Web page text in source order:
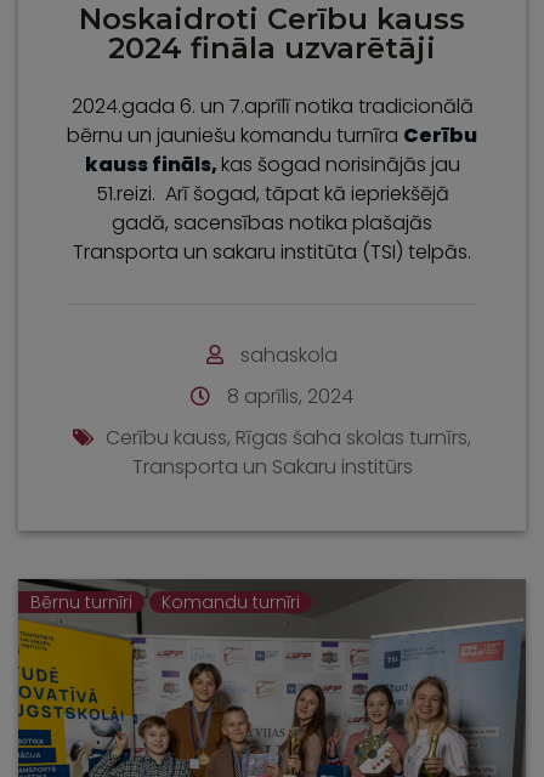
Noskaidroti Cerību kauss
2024 fināla uzvarētāji
2024.gada 6. un 7.aprīlī notika tradicionālā
bērnu un jauniešu komandu turnīra Cerību
kauss fināls, kas šogad norisinājās jau
51.reizi. Arī šogad, tāpat kā iepriekšējā
gadā, sacensības notika plašajās
Transporta un sakaru institūta (TSI) telpās.
sahaskola
8 aprīlis, 2024
Cerību kauss, Rīgas šaha skolas turnīrs,
Transporta un Sakaru institūrs
Bērnu turnīri Komandu turnīri